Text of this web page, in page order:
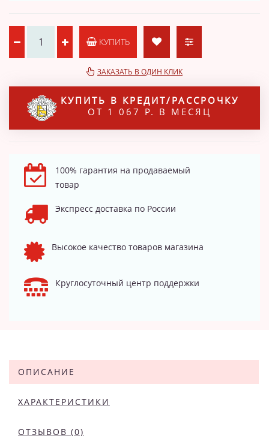
КУПИТЬ
ЗАКАЗАТЬ В ОДИН КЛИК
КУПИТЬ В КРЕДИТ/РАССРОЧКУ
ОТ 1 067 Р. В МЕСЯЦ
100% гарантия на продаваемый
товар
Экспресс доставка по России
Высокое качество товаров магазина
Круглосуточный центр поддержки
ОПИСАНИЕ
ХАРАКТЕРИСТИКИ
ОТЗЫВОВ (0)